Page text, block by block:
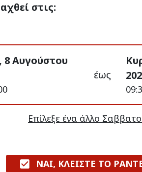
στις:
8 Αυγούστου
έως
Επίλεξε ένα άλλο
ΝΑΙ, ΚΛΕΙΣΤΕ ΤΟ